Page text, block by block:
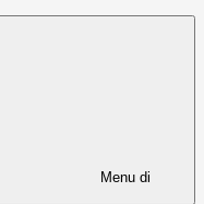
Menu di